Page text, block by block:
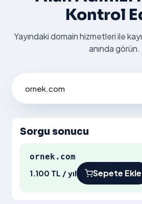
Kontrol
Yayındaki domain hizmetleri ile
anında görün.
Sorgu sonucu
ornek.com
1.100 TL / yıl
Sepete Ekle